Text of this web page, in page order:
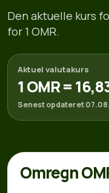
Den aktuelle kurs
for 1 OMR.
Aktuel valutakurs
1 OMR =
Senest opdateret
Omregn